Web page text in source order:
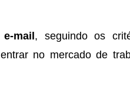
e-mail, seguindo os
no mercado de